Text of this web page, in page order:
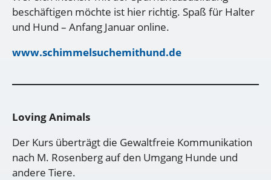
beschäftigen möchte ist hier richtig. Spaß für Halter
und Hund – Anfang Januar online.
www.schimmelsuchemithund.de
Loving Animals
Der Kurs überträgt die Gewaltfreie Kommunikation
nach M. Rosenberg auf den Umgang Hunde und
andere Tiere.